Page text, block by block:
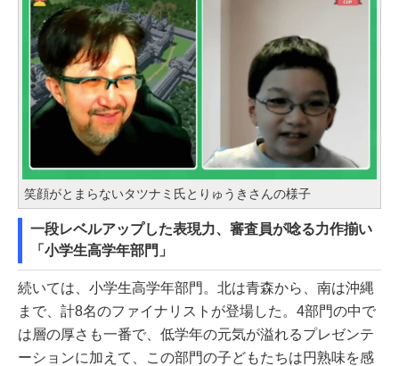
笑顔がとまらないタツナミ氏とりゅうきさんの様子
一段レベルアップした表現力、審査員が唸る力作揃い
「小学生高学年部門」
続いては、小学生高学年部門。北は青森から、南は沖縄
まで、計8名のファイナリストが登場した。4部門の中で
は層の厚さも一番で、低学年の元気が溢れるプレゼンテ
ーションに加えて、この部門の子どもたちは円熟味を感